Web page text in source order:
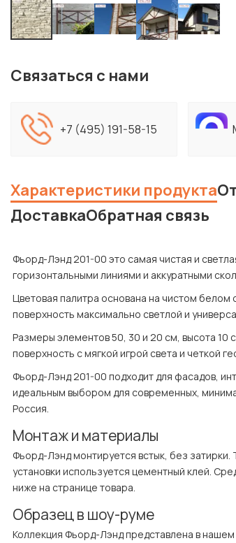
Связаться с нами
+7 (495) 191-58-15
Характеристики продукта
ДоставкаОбратная связь
Фьорд-Лэнд 201-00 это самая чистая и
горизонтальными линиями и аккуратными
Цветовая палитра основана на чистом
поверхность максимально светлой и
Размеры элементов 50, 30 и 20 см, высота 10
поверхность с мягкой игрой света и четкой
Фьорд-Лэнд 201-00 подходит для фасадов,
идеальным выбором для современных,
Россия.
Монтаж и материалы
Фьорд-Лэнд монтируется встык, без
установки используется цементный клей.
ниже на странице товара.
Образец в шоу-руме
Коллекция Фьорд-Лэнд представлена в